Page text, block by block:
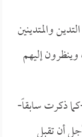
والمتدينين
وينظرون إليهم
ذكرت سابقاً-
أن تقبل